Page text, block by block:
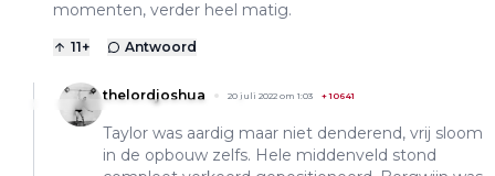
momenten, verder heel matig.
11+ Antwoord
thelordjoshua 20 juli 2022 om 1:03 +10641
Taylor was aardig maar niet denderend, vrij sloom
in de opbouw zelfs. Hele middenveld stond